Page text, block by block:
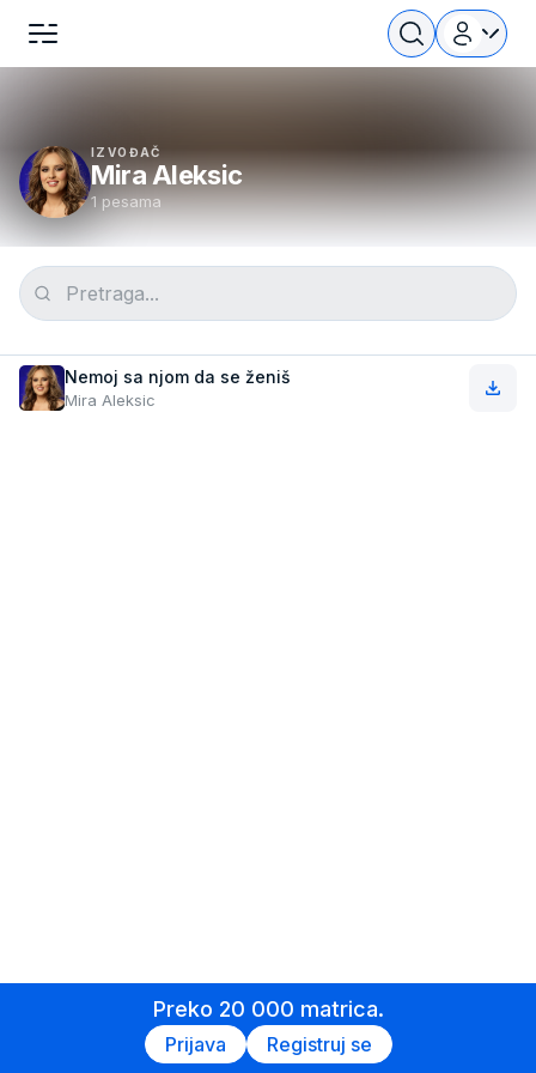
IZVOĐAČ
Mira Aleksic
1 pesama
Nemoj sa njom da se ženiš
Mira Aleksic
Preko 20 000 matrica.
Prijava Registruj se